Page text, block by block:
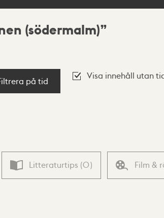
(södermalm)
på tid
Visa innehåll utan
Litteraturtips (0) Film &